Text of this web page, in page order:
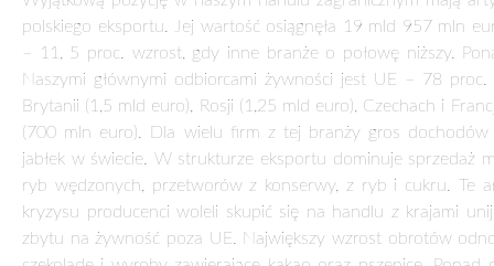
światową renomę. Wystarczy tu wymienić bydgoską PESĘ,
kolejowego dla Deutsche Bahn. Teraz jej pojazdy są
Kazachstanie, Rumunii i we Włoszech. Autobusy produkcji
niedawno kontrakt na dostawę taboru dla kolei
wskazuje na to, że eksport nadal będzie napędzał naszą
głównym silnikiem gospodarki. Jej drugi motor – konsumpcja
rynku wewnętrznego.
Teresa Hurkała